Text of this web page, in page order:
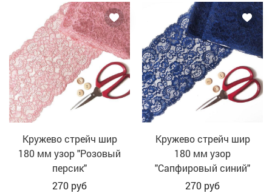
Кружево стрейч шир
180 мм узор "Розовый
персик"
270 руб
Кружево стрейч шир
180 мм узор
"Сапфировый синий"
270 руб